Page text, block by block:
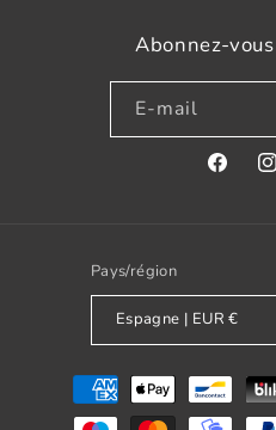
Abonnez-
E-mail
Facebook
Pays/région
Espagne | EUR €
Modes